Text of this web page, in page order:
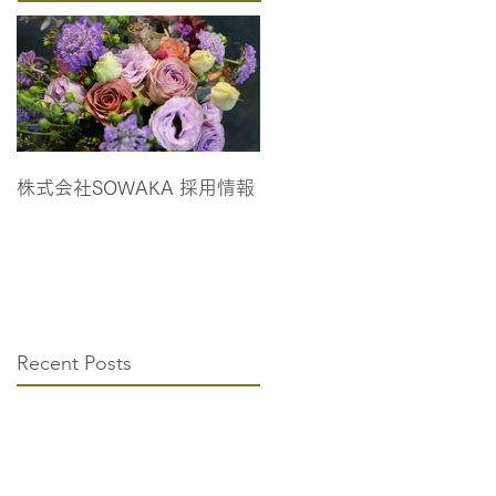
株式会社SOWAKA 採用情報
Recent Posts